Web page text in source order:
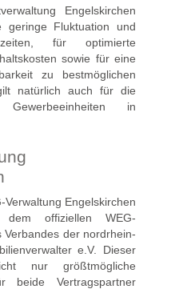
Engelskirchen
Fluktuation und
für optimierte
sowie für eine
zu bestmöglichen
natürlich auch für die
in
Engelskirchen
offiziellen WEG-
Verbandes der nordrhein-
e.V. Dieser
nur größtmögliche
beide Vertragspartner